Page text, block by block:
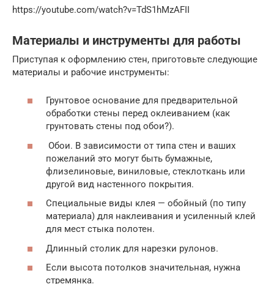
https://youtube.com/watch?v=TdS1hMzAFII
Материалы и инструменты для работы
Приступая к оформлению стен, приготовьте следующие
материалы и рабочие инструменты:
Грунтовое основание для предварительной
обработки стены перед оклеиванием (как
грунтовать стены под обои?).
Обои. В зависимости от типа стен и ваших
пожеланий это могут быть бумажные,
флизелиновые, виниловые, стеклоткань или
другой вид настенного покрытия.
Специальные виды клея — обойный (по типу
материала) для наклеивания и усиленный клей
для мест стыка полотен.
Длинный столик для нарезки рулонов.
Если высота потолков значительная, нужна
стремянка.